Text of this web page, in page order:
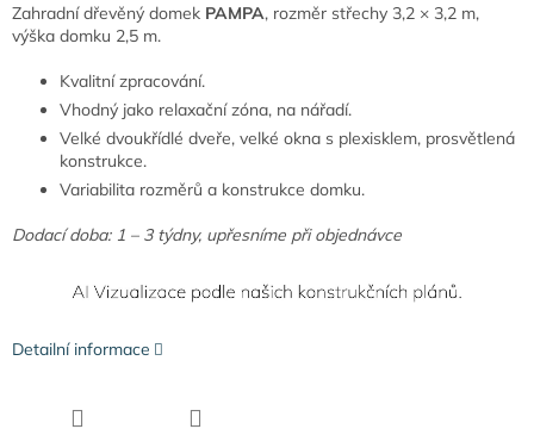
Zahradní dřevěný domek PAMPA, rozměr střechy 3,2 × 3,2 m,
výška domku 2,5 m.
Kvalitní zpracování.
Vhodný jako relaxační zóna, na nářadí.
Velké dvoukřídlé dveře, velké okna s plexisklem, prosvětlená
konstrukce.
Variabilita rozměrů a konstrukce domku.
Dodací doba: 1 – 3 týdny, upřesníme při objednávce
Detailní informace